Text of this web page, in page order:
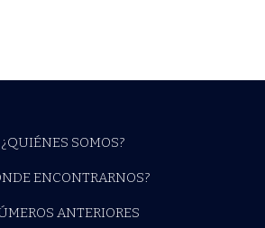
¿QUIÉNES SOMOS?
ENCONTRARNOS?
ANTERIORES